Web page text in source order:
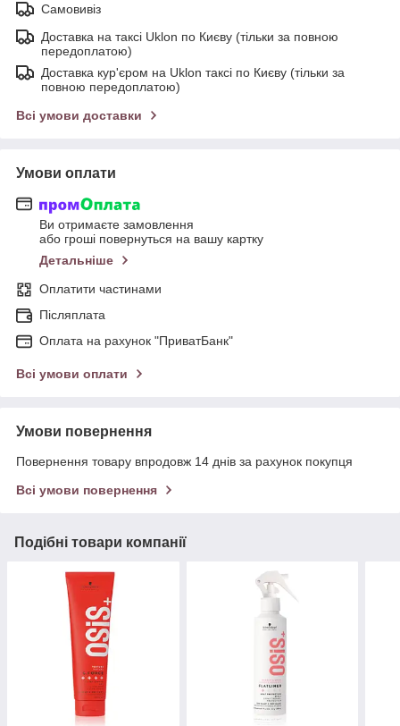
Самовивіз
Доставка на таксі Uklon по Києву (тільки за повною
передоплатою)
Доставка кур'єром на Uklon таксі по Києву (тільки за
повною передоплатою)
Всі умови доставки
Умови оплати
Ви отримаєте замовлення
або гроші повернуться на вашу картку
Детальніше
Оплатити частинами
Післяплата
Оплата на рахунок "ПриватБанк"
Всі умови оплати
Умови повернення
Повернення товару впродовж 14 днів за рахунок покупця
Всі умови повернення
Подібні товари компанії